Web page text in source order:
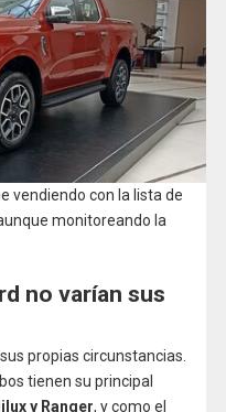
vendiendo con la lista de
monitoreando la
no varían sus
propias circunstancias.
tienen su principal
y Ranger, y como el